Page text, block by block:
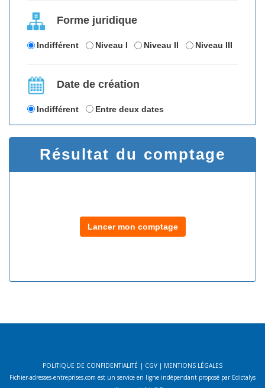
Forme juridique
Indifférent Niveau I Niveau II Niveau III
Date de création
Indifférent Entre deux dates
Résultat du comptage
Lancer mon comptage
POLITIQUE DE CONFIDENTIALITÉ | CGV | MENTIONS LÉGALES
Fichier-adresses-entreprises.com est un service en ligne indépendant proposé par Edictalys